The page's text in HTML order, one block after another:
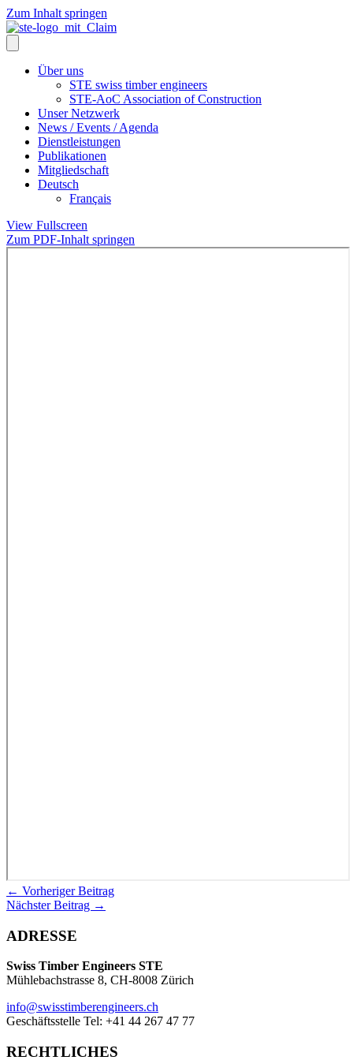
Zum Inhalt springen
Über uns
STE swiss timber engineers
STE-AoC Association of Construction
Unser Netzwerk
News / Events / Agenda
Dienstleistungen
Publikationen
Mitgliedschaft
Deutsch
Français
View Fullscreen
Zum PDF-Inhalt springen
← Vorheriger Beitrag
Nächster Beitrag →
ADRESSE
Swiss Timber Engineers STE
Mühlebachstrasse 8, CH-8008 Zürich
info@swisstimberengineers.ch
Geschäftsstelle Tel: +41 44 267 47 77
RECHTLICHES